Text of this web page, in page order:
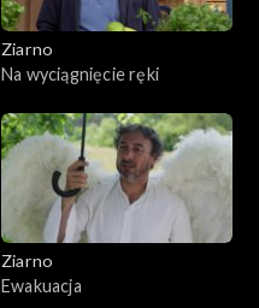
Ziarno
Na wyciągnięcie ręki
Ziarno
Ewakuacja